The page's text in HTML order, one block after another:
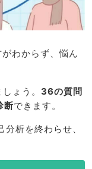
わからず、悩ん
ょう。 36の質問
断できます。
析を終わらせ、